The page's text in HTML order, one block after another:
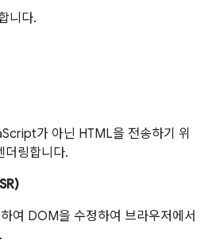
니다.
가 아닌 HTML을 전송하기 위
더링합니다.
여 DOM을 수정하여 브라우저에서